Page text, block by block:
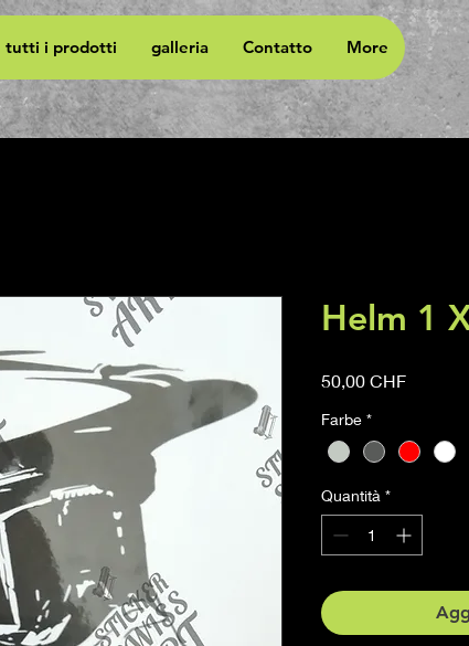
tutti i prodotti galleria Contatto More
Helm 1
50,00 CHFPrezzo
Farbe *
Quantità *